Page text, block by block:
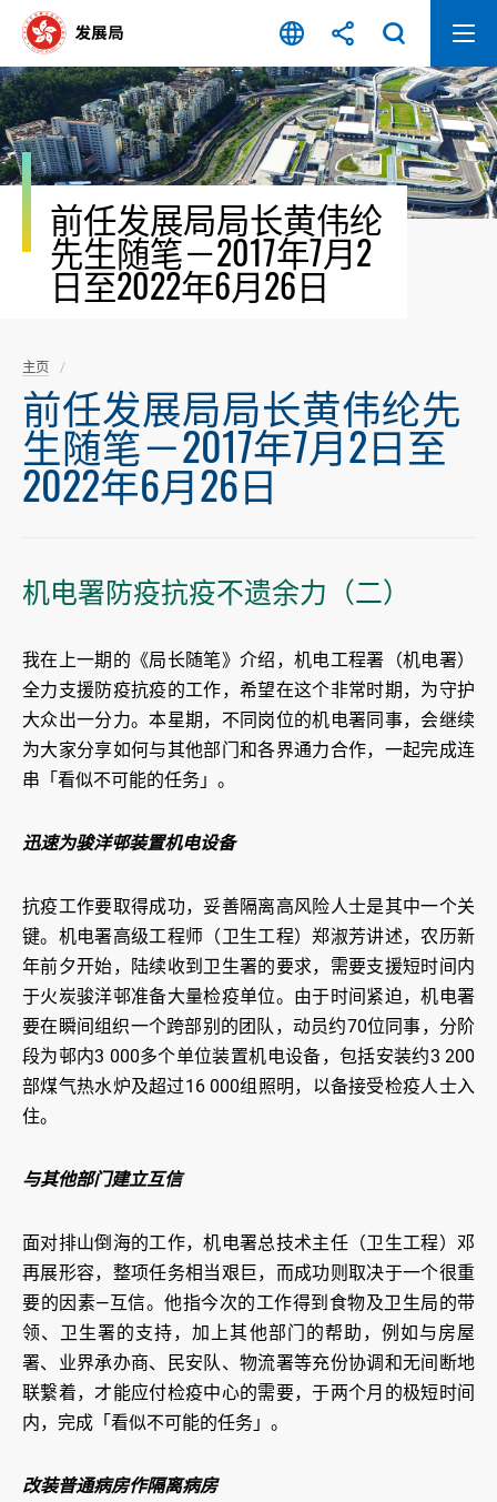
容
开
始
前任发展局局长黄伟纶
先生随笔－2017年7月2
日至2022年6月26日
主页
前任发展局局长黄伟纶先
生随笔－2017年7月2日至
2022年6月26日
机电署防疫抗疫不遗余力（二）
我在上一期的《局长随笔》介绍，机电工程署（机电署）
全力支援防疫抗疫的工作，希望在这个非常时期，为守护
大众出一分力。本星期，不同岗位的机电署同事，会继续
为大家分享如何与其他部门和各界通力合作，一起完成连
串「看似不可能的任务」。
迅速为骏洋邨装置机电设备
抗疫工作要取得成功，妥善隔离高风险人士是其中一个关
键。机电署高级工程师（卫生工程）郑淑芳讲述，农历新
年前夕开始，陆续收到卫生署的要求，需要支援短时间内
于火炭骏洋邨准备大量检疫单位。由于时间紧迫，机电署
要在瞬间组织一个跨部别的团队，动员约70位同事，分阶
段为邨内3 000多个单位装置机电设备，包括安装约3 200
部煤气热水炉及超过16 000组照明，以备接受检疫人士入
住。
与其他部门建立互信
面对排山倒海的工作，机电署总技术主任（卫生工程）邓
再展形容，整项任务相当艰巨，而成功则取决于一个很重
要的因素—互信。他指今次的工作得到食物及卫生局的带
领、卫生署的支持，加上其他部门的帮助，例如与房屋
署、业界承办商、民安队、物流署等充份协调和无间断地
联繋着，才能应付检疫中心的需要，于两个月的极短时间
内，完成「看似不可能的任务」。
改装普通病房作隔离病房